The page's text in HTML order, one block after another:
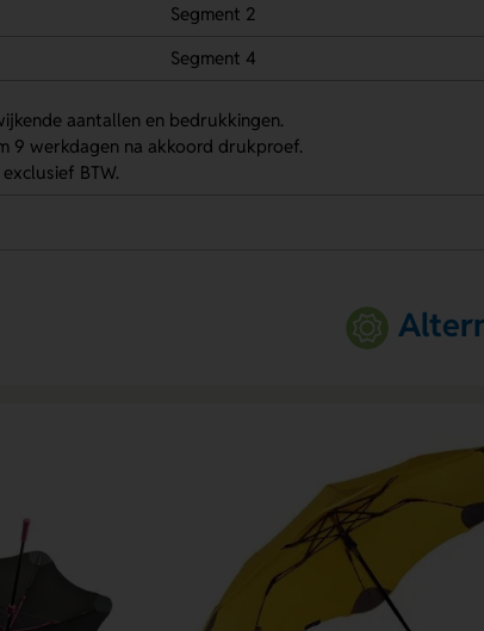
Segment 2
Segment 4
aantallen en bedrukkingen.
9 werkdagen na akkoord drukproef.
BTW.